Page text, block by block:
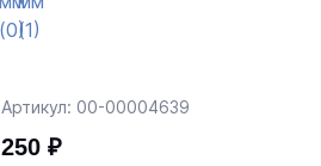
Артикул: 00-00004639
250 ₽